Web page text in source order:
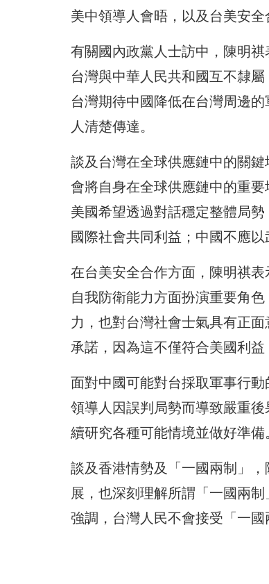
美中領導人會晤，以及台美安全
有關國內政黨人士訪中，陳明
台灣與中華人民共和國互不隸
台灣期待中國降低在台灣周邊
人清楚傳達。
談及台灣在全球供應鏈中的關
會將自身在全球供應鏈中的重
美國希望透過對話穩定整體局
國際社會共同利益；中國不應
在台美安全合作方面，陳明祺
自我防衛能力方面扮演重要角
力，也對台灣社會士氣具有正
承諾，因為這不僅符合美國利益
面對中國可能對台採取軍事行
領導人因誤判局勢而導致嚴重
續研究各種可能情境並做好準備
談及香港情勢及「一國兩制」
展，也深刻理解所謂「一國兩
強調，台灣人民不會接受「一國